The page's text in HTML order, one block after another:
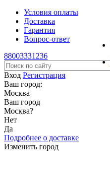
Условия оплаты
Доставка
Гарантия
Вопрос-ответ
88003331236
Вход Регистрация
Ваш город:
Москва
Ваш город
Москва?
Нет
Да
Подробнее о доставке
Изменить город